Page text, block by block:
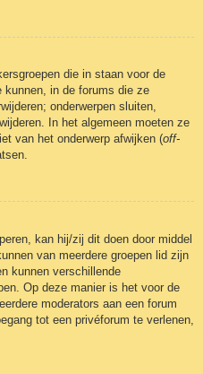
die in staan voor de
kunnen, in de forums die ze
onderwerpen sluiten,
In het algemeen moeten ze
van het onderwerp afwijken (off-
kan hij/zij dit doen door middel
van meerdere groepen lid zijn
kunnen verschillende
Op deze manier is het voor de
moderators aan een forum
tot een privéforum te verlenen,